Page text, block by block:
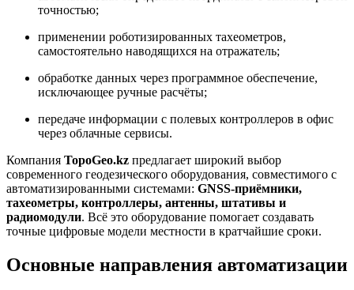
точностью;
применении роботизированных тахеометров,
самостоятельно наводящихся на отражатель;
обработке данных через программное обеспечение,
исключающее ручные расчёты;
передаче информации с полевых контроллеров в офис
через облачные сервисы.
Компания TopoGeo.kz предлагает широкий выбор
современного геодезического оборудования, совместимого с
автоматизированными системами: GNSS-приёмники,
тахеометры, контроллеры, антенны, штативы и
радиомодули. Всё это оборудование помогает создавать
точные цифровые модели местности в кратчайшие сроки.
Основные направления автоматизации